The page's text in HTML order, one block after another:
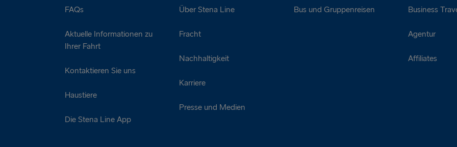
FAQs
Aktuelle Informationen zu
Ihrer Fahrt
Kontaktieren Sie uns
Haustiere
Die Stena Line App
Über Stena Line
Fracht
Nachhaltigkeit
Karriere
Presse und Medien
Bus und Gruppenreisen Business
Agentur
Affiliates